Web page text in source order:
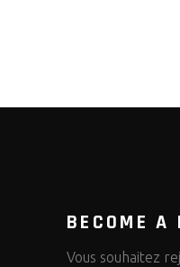
BECOME A
Vous souhaitez